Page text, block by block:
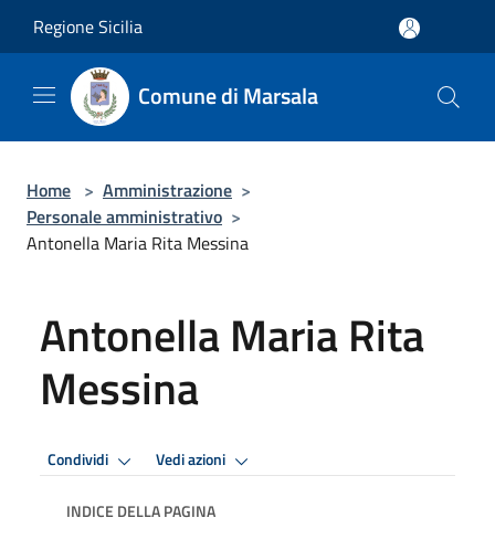
Regione Sicilia
Comune di Marsala
Home > Amministrazione >
Personale amministrativo >
Antonella Maria Rita Messina
Antonella Maria Rita
Messina
Condividi Vedi azioni
INDICE DELLA PAGINA